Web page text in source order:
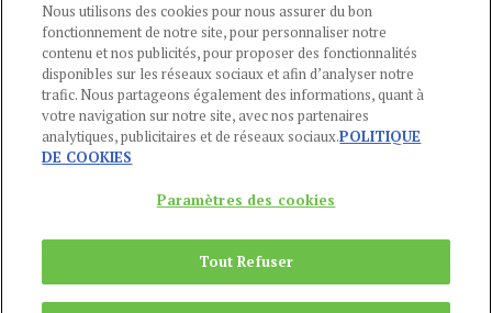
CGU-POLITIQUE DE CONFIDENTIALITÉ -POLITIQUE DES COOKIES
MENTIONS LÉGALES -AIDE
CONTACT
01 44 59 91 11
Du Lundi au Vendredi, 9h-13h et 14h-17h
Copyright © 2024Publications Agora
Nous utilisons des cookies pour nous assurer du bon
fonctionnement de notre site, pour personnaliser notre
contenu et nos publicités, pour proposer des fonctionnalités
disponibles sur les réseaux sociaux et afin d’analyser notre
trafic. Nous partageons également des informations, quant à
votre navigation sur notre site, avec nos partenaires
analytiques, publicitaires et de réseaux sociaux.POLITIQUE
DE COOKIES
Paramètres des cookies
Tout Refuser